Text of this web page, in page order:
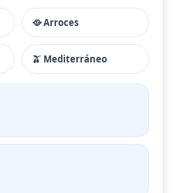
🥘 Arroces
🫒 Mediterráneo